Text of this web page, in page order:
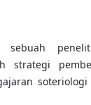
strategi